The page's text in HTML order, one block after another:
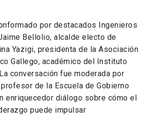
por destacados Ingenieros
Bellolio, alcalde electo de
Yazigi, presidenta de la Asociación
Gallego, académico del Instituto
conversación fue moderada por
de la Escuela de Gobierno
enriquecedor diálogo sobre cómo el
puede impulsar